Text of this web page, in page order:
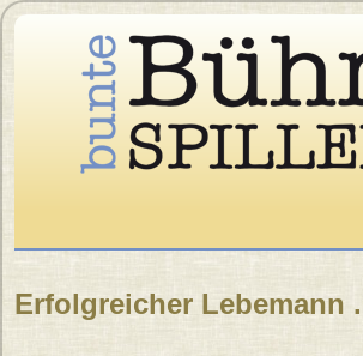
Direkt zum Inhalt
Über uns
Sie sind hier
Erfolgreicher Lebemann